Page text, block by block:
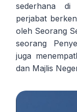
sederhana
perjabat
oleh Seorang
seorang
juga
dan Majlis